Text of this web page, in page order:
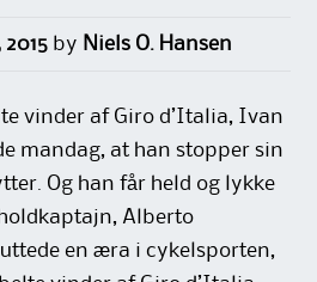
by Niels O. Hansen
vinder af Giro d’Italia, Ivan
mandag, at han stopper sin
Og han får held og lykke
Alberto
en æra i cykelsporten,